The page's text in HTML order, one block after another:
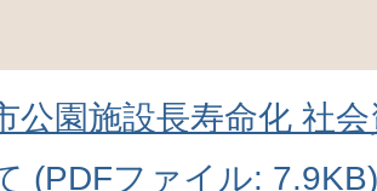
公園施設長寿命化 社
(PDFファイル: 7.9KB)